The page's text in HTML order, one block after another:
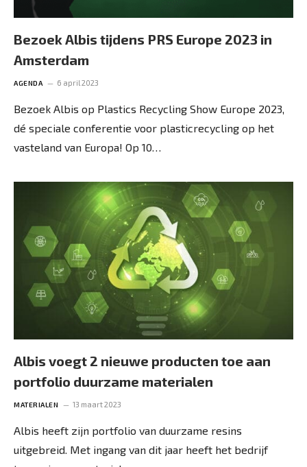
Bezoek Albis tijdens PRS Europe 2023 in
Amsterdam
AGENDA 6 april 2023
Bezoek Albis op Plastics Recycling Show Europe 2023,
dé speciale conferentie voor plasticrecycling op het
vasteland van Europa! Op 10…
Albis voegt 2 nieuwe producten toe aan
portfolio duurzame materialen
MATERIALEN 13 maart 2023
Albis heeft zijn portfolio van duurzame resins
uitgebreid. Met ingang van dit jaar heeft het bedrijf